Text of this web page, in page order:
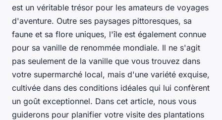
est un véritable trésor pour les amateurs de voyages
d'aventure. Outre ses paysages pittoresques, sa
faune et sa flore uniques, l'île est également connue
pour sa vanille de renommée mondiale. Il ne s'agit
pas seulement de la vanille que vous trouvez dans
votre supermarché local, mais d'une variété exquise,
cultivée dans des conditions idéales qui lui confèrent
un goût exceptionnel. Dans cet article, nous vous
guiderons pour planifier votre visite des plantations